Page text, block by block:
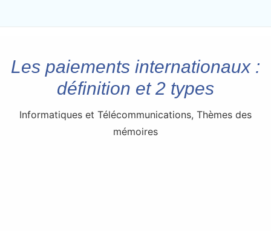
Les paiements internationaux :
définition et 2 types
Informatiques et Télécommunications, Thèmes des
mémoires